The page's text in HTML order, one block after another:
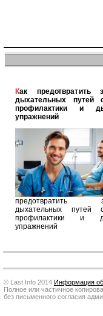
Как предотвратить заболевания
дыхательных путей
профилактики и
упражнений
предотвратить
дыхательных путей
профилактики и
упражнений
© Last Info 2014 Информация об
Полное или частичное
без письменного согласия